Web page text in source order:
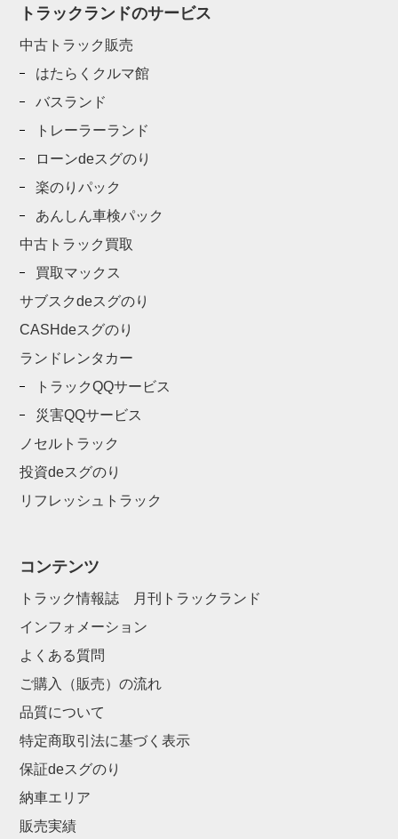
トラックランドのサービス
中古トラック販売
はたらくクルマ館
バスランド
トレーラーランド
ローンdeスグのり
楽のりパック
あんしん車検パック
中古トラック買取
買取マックス
サブスクdeスグのり
CASHdeスグのり
ランドレンタカー
トラックQQサービス
災害QQサービス
ノセルトラック
投資deスグのり
リフレッシュトラック
コンテンツ
トラック情報誌 月刊トラックランド
インフォメーション
よくある質問
ご購入（販売）の流れ
品質について
特定商取引法に基づく表示
保証deスグのり
納車エリア
販売実績